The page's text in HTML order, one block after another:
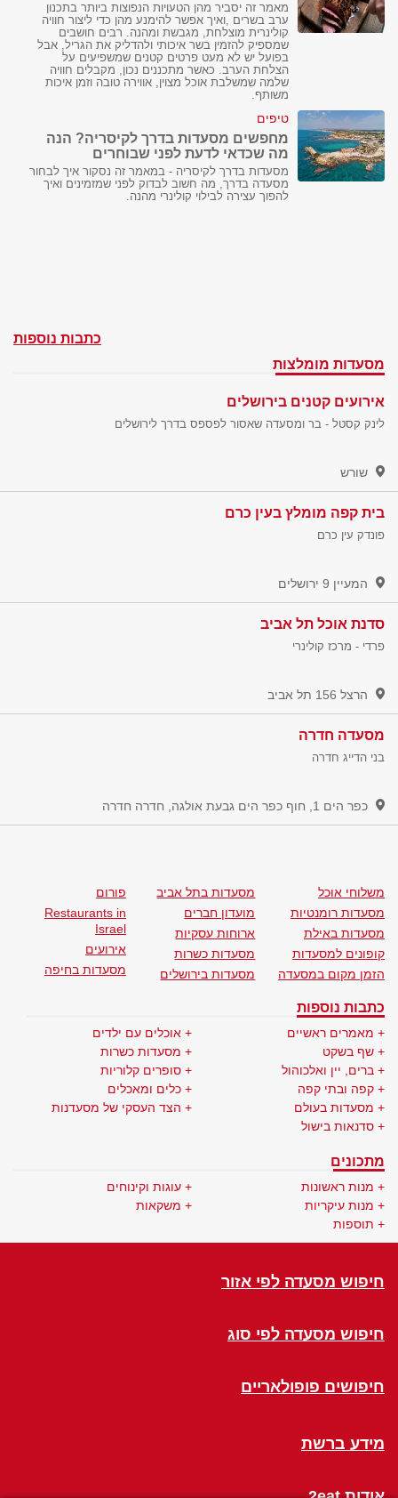
מאמר זה יסביר מהן הטעויות הנפוצות ביותר בתכנון
ערב בשרים ,ואיך אפשר להימנע מהן כדי ליצור חוויה
קולינרית מוצלחת, מגבשת ומהנה. רבים חושבים
שמספיק להזמין בשר איכותי ולהדליק את הגריל, אבל
בפועל יש לא מעט פרטים קטנים שמשפיעים על
הצלחת הערב. כאשר מתכננים נכון, מקבלים חוויה
שלמה שמשלבת אוכל מצוין, אווירה טובה וזמן איכות
משותף.
טיפים
מחפשים מסעדות בדרך לקיסריה? הנה
מה שכדאי לדעת לפני שבוחרים
מסעדות בדרך לקיסריה - במאמר זה נסקור איך לבחור
מסעדה בדרך, מה חשוב לבדוק לפני שמזמינים ואיך
להפוך עצירה לבילוי קולינרי מהנה.
כתבות נוספות
מסעדות מומלצות
אירועים קטנים בירושלים
לינק קסטל - בר ומסעדה שאסור לפספס בדרך לירושלים
שורש
בית קפה מומלץ בעין כרם
פונדק עין כרם
המעיין 9 ירושלים
סדנת אוכל תל אביב
פרדי - מרכז קולינרי
הרצל 156 תל אביב
מסעדה חדרה
בני הדייג חדרה
כפר הים 1, חוף כפר הים גבעת אולגה, חדרה חדרה
משלוחי אוכל
מסעדות רומנטיות
מסעדות באילת
קופונים למסעדות
הזמן מקום במסעדה
מסעדות בתל אביב
מועדון חברים
ארוחות עסקיות
מסעדות כשרות
מסעדות בירושלים
פורום
Restaurants in
Israel
אירועים
מסעדות בחיפה
כתבות נוספות
מאמרים ראשיים
שף בשקט
ברים, יין ואלכוהול
קפה ובתי קפה
מסעדות בעולם
סדנאות בישול
אוכלים עם ילדים
מסעדות כשרות
סופרים קלוריות
כלים ומאכלים
הצד העסקי של מסעדנות
מתכונים
מנות ראשונות
מנות עיקריות
תוספות
עוגות וקינוחים
משקאות
חיפוש מסעדה לפי אזור
חיפוש מסעדה לפי סוג
חיפושים פופולאריים
מידע ברשת